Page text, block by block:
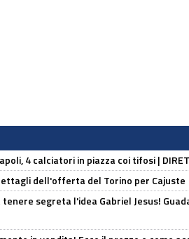
4 calciatori in piazza coi tifosi |
dell'offerta del Torino per Cajuste
segreta l'idea Gabriel Jesus!